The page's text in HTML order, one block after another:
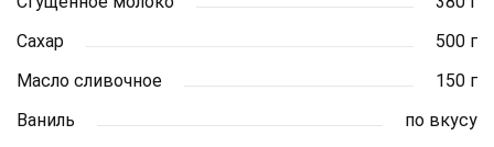
Сахар
500 г
Масло сливочное
150 г
Ваниль
по вкусу